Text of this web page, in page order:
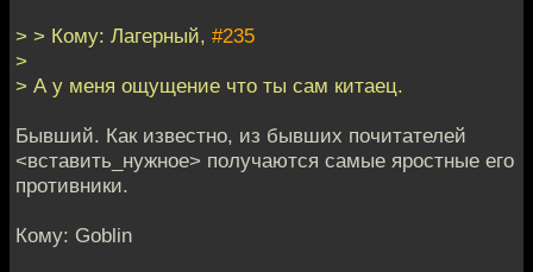
> > Кому: Лагерный, #235
>
> А у меня ощущение что ты сам китаец.
Бывший. Как известно, из бывших почитателей
<вставить_нужное> получаются самые яростные его
противники.
Кому: Goblin